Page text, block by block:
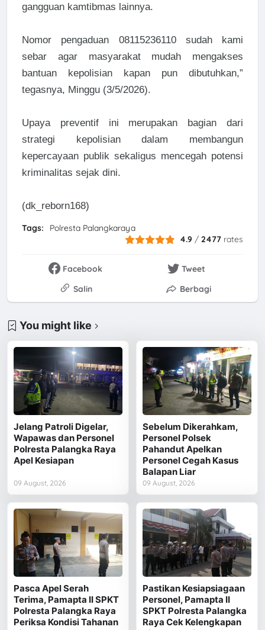
gangguan kamtibmas lainnya.
Nomor pengaduan 08115236110 sudah kami
sebar agar masyarakat mudah mengakses
bantuan kepolisian kapan pun dibutuhkan,”
tegasnya, Minggu (3/5/2026).
Upaya preventif ini merupakan bagian dari
strategi kepolisian dalam membangun
kepercayaan publik sekaligus mencegah potensi
kriminalitas sejak dini.
(dk_reborn168)
Tags:
Polresta Palangkaraya
4.9 /2477 rates
Facebook
Tweet
Salin
Berbagi
You might like
Jelang Patroli Digelar,
Wapawas dan Personel
Polresta Palangka Raya
Apel Kesiapan
09 August, 2026
Sebelum Dikerahkam,
Personel Polsek
Pahandut Apelkan
Personel Cegah Kasus
Balapan Liar
09 August, 2026
Pasca Apel Serah
Terima, Pamapta II SPKT
Polresta Palangka Raya
Periksa Kondisi Tahanan
Pastikan Kesiapsiagaan
Personel, Pamapta II
SPKT Polresta Palangka
Raya Cek Kelengkapan